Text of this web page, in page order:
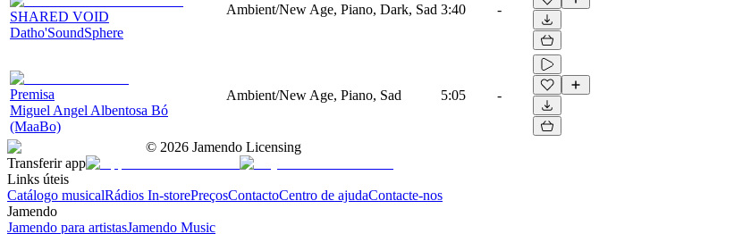
SHARED VOID
Datho'SoundSphere
Ambient/New Age, Piano, Dark, Sad 3:40 -
Premisa
Miguel Angel Albentosa Bó
(MaaBo)
Ambient/New Age, Piano, Sad 5:05 -
© 2026 Jamendo Licensing
Transferir app
Links úteis
Catálogo musicalRádios In-storePreçosContactoCentro de ajudaContacte-nos
Jamendo
Jamendo para artistasJamendo Music